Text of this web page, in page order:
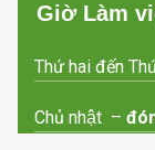
Giờ Làm
Thứ hai đến
Chủ nhật –